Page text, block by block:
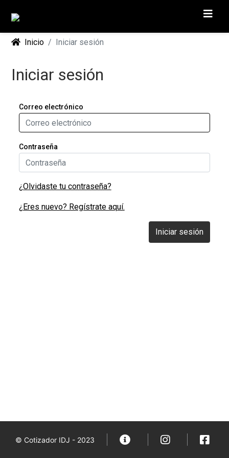
Inicio Iniciar sesión
Iniciar sesión
Correo electrónico
Contraseña
¿Olvidaste tu contraseña?
¿Eres nuevo? Regístrate aquí.
Iniciar sesión
© Cotizador IDJ - 2023